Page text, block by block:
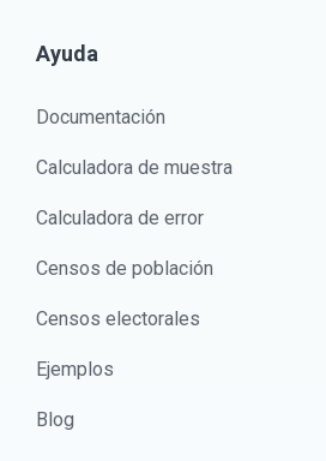
Ayuda
Documentación
Calculadora de muestra
Calculadora de error
Censos de población
Censos electorales
Ejemplos
Blog